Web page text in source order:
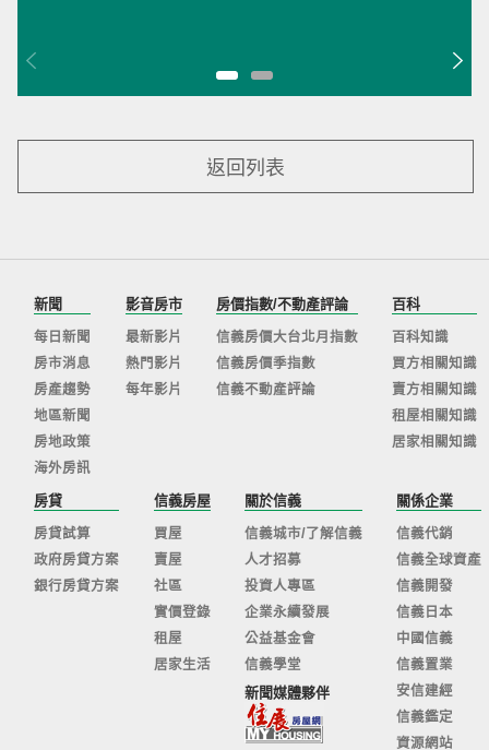
返回列表
新聞
每日新聞
房市消息
房產趨勢
地區新聞
房地政策
海外房訊
影音房市
最新影片
熱門影片
每年影片
房價指數/不動產評論
信義房價大台北月指數
信義房價季指數
信義不動產評論
百科
百科知識
買方相關知識
賣方相關知識
租屋相關知識
居家相關知識
房貸
房貸試算
政府房貸方案
銀行房貸方案
信義房屋
買屋
賣屋
社區
實價登錄
租屋
居家生活
關於信義
信義城市/了解信義
人才招募
投資人專區
企業永續發展
公益基金會
信義學堂
新聞媒體夥伴
關係企業
信義代銷
信義全球資產
信義開發
信義日本
中國信義
信義置業
安信建經
信義鑑定
資源網站